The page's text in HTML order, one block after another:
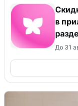
в
До 31